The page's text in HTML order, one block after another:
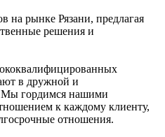
на рынке Рязани, предлагая
решения и
в дружной и
Мы гордимся нашими
к каждому клиенту,
отношения.